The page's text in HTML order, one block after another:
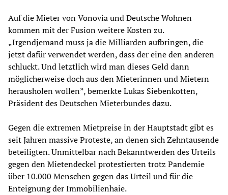
Auf die Mieter von Vonovia und Deutsche Wohnen
kommen mit der Fusion weitere Kosten zu.
„Irgendjemand muss ja die Milliarden aufbringen, die
jetzt dafür verwendet werden, dass der eine den anderen
schluckt. Und letztlich wird man dieses Geld dann
möglicherweise doch aus den Mieterinnen und Mietern
herausholen wollen”, bemerkte Lukas Siebenkotten,
Präsident des Deutschen Mieterbundes dazu.
Gegen die extremen Mietpreise in der Hauptstadt gibt es
seit Jahren massive Proteste, an denen sich Zehntausende
beteiligten. Unmittelbar nach Bekanntwerden des Urteils
gegen den Mietendeckel protestierten trotz Pandemie
über 10.000 Menschen gegen das Urteil und für die
Enteignung der Immobilienhaie.